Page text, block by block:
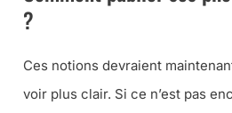
?
Ces notions devraient
voir plus clair. Si ce n’est pas